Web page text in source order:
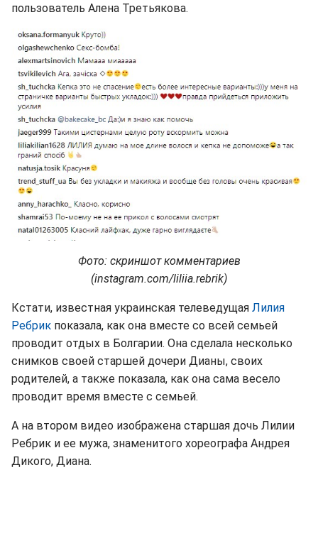
пользователь Алена Третьякова.
Фото: скриншот комментариев
(instagram.com/liliia.rebrik)
Кстати, известная украинская телеведущая Лилия
Ребрик показала, как она вместе со всей семьей
проводит отдых в Болгарии. Она сделала несколько
снимков своей старшей дочери Дианы, своих
родителей, а также показала, как она сама весело
проводит время вместе с семьей.
А на втором видео изображена старшая дочь Лилии
Ребрик и ее мужа, знаменитого хореографа Андрея
Дикого, Диана.